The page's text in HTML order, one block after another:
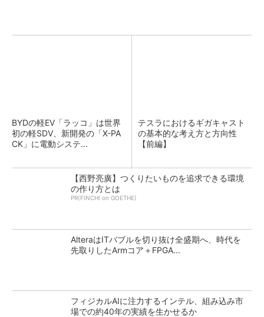
BYDの軽EV「ラッコ」は世界
初の軽SDV、新開発の「X-PA
CK」に電動システ...
テスラにおけるギガキャスト
の基本的な考え方と方向性
【前編】
【西野亮廣】つくりたいものを追求できる環境
の作り方とは
PR(FINCHI on GOETHE)
AlteraはITバブルを切り抜け全盛期へ、時代を
先取りしたArmコア＋FPGA...
フィジカルAIに注力するインテル、組み込み市
場での約40年の実績を生かせるか